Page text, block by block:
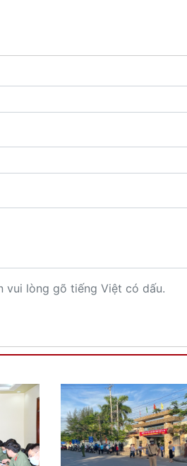
vui lòng gõ tiếng Việt có dấu.